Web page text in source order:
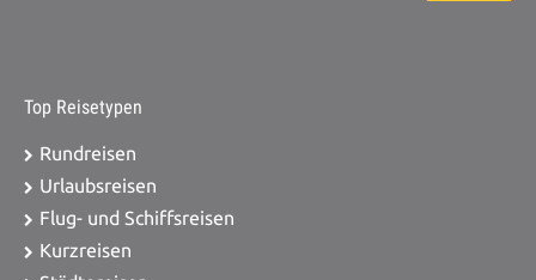
Top Reisetypen
Rundreisen
Urlaubsreisen
Flug- und Schiffsreisen
Kurzreisen